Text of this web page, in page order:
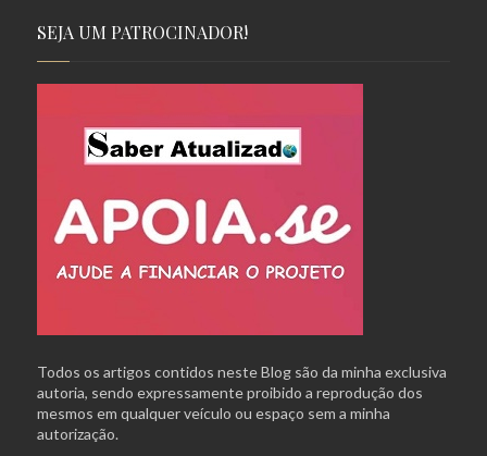
SEJA UM PATROCINADOR!
Todos os artigos contidos neste Blog são da minha exclusiva
autoria, sendo expressamente proibido a reprodução dos
mesmos em qualquer veículo ou espaço sem a minha
autorização.